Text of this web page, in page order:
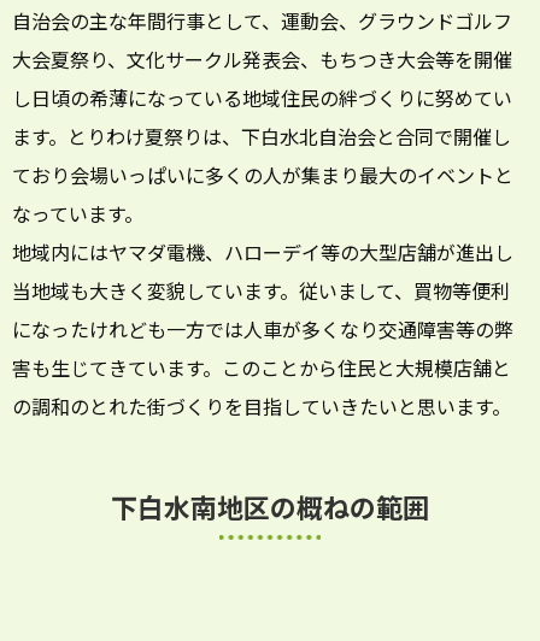
自治会の主な年間行事として、運動会、グラウンドゴルフ
大会夏祭り、文化サークル発表会、もちつき大会等を開催
し日頃の希薄になっている地域住民の絆づくりに努めてい
ます。とりわけ夏祭りは、下白水北自治会と合同で開催し
ており会場いっぱいに多くの人が集まり最大のイベントと
なっています。
地域内にはヤマダ電機、ハローデイ等の大型店舗が進出し
当地域も大きく変貌しています。従いまして、買物等便利
になったけれども一方では人車が多くなり交通障害等の弊
害も生じてきています。このことから住民と大規模店舗と
の調和のとれた街づくりを目指していきたいと思います。
下白水南地区の概ねの範囲